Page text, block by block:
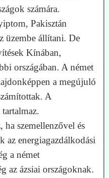
számára.
Pakisztán
üzembe állítani. De
Kínában,
országában. A német
a megújuló
A
szemellenzővel és
az energiagazdálkodási
a német
az ázsiai országoknak.